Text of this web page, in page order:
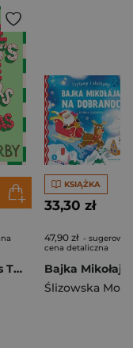
Lottie Brooks’s Twelve Disasters of Christmas
KSIĄŻKA
33,30 zł
47,90 zł -
cena detaliczna
Ślizowska